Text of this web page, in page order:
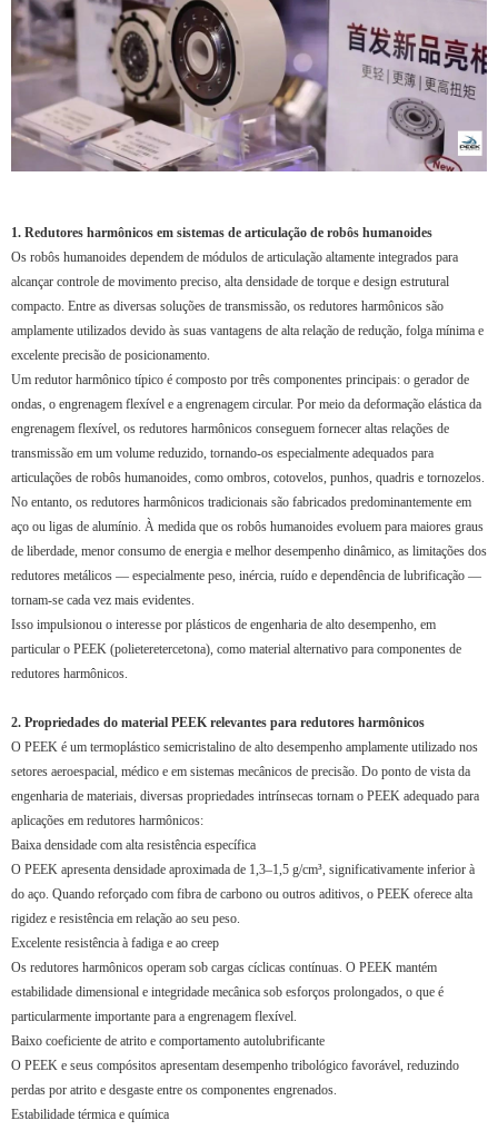
1. Redutores harmônicos em sistemas de articulação de robôs humanoides
Os robôs humanoides dependem de módulos de articulação altamente integrados para
alcançar controle de movimento preciso, alta densidade de torque e design estrutural
compacto. Entre as diversas soluções de transmissão, os redutores harmônicos são
amplamente utilizados devido às suas vantagens de alta relação de redução, folga mínima e
excelente precisão de posicionamento.
Um redutor harmônico típico é composto por três componentes principais: o gerador de
ondas, o engrenagem flexível e a engrenagem circular. Por meio da deformação elástica da
engrenagem flexível, os redutores harmônicos conseguem fornecer altas relações de
transmissão em um volume reduzido, tornando-os especialmente adequados para
articulações de robôs humanoides, como ombros, cotovelos, punhos, quadris e tornozelos.
No entanto, os redutores harmônicos tradicionais são fabricados predominantemente em
aço ou ligas de alumínio. À medida que os robôs humanoides evoluem para maiores graus
de liberdade, menor consumo de energia e melhor desempenho dinâmico, as limitações dos
redutores metálicos — especialmente peso, inércia, ruído e dependência de lubrificação —
tornam-se cada vez mais evidentes.
Isso impulsionou o interesse por plásticos de engenharia de alto desempenho, em
particular o PEEK (polieteretercetona), como material alternativo para componentes de
redutores harmônicos.
2. Propriedades do material PEEK relevantes para redutores harmônicos
O PEEK é um termoplástico semicristalino de alto desempenho amplamente utilizado nos
setores aeroespacial, médico e em sistemas mecânicos de precisão. Do ponto de vista da
engenharia de materiais, diversas propriedades intrínsecas tornam o PEEK adequado para
aplicações em redutores harmônicos:
Baixa densidade com alta resistência específica
O PEEK apresenta densidade aproximada de 1,3–1,5 g/cm³, significativamente inferior à
do aço. Quando reforçado com fibra de carbono ou outros aditivos, o PEEK oferece alta
rigidez e resistência em relação ao seu peso.
Excelente resistência à fadiga e ao creep
Os redutores harmônicos operam sob cargas cíclicas contínuas. O PEEK mantém
estabilidade dimensional e integridade mecânica sob esforços prolongados, o que é
particularmente importante para a engrenagem flexível.
Baixo coeficiente de atrito e comportamento autolubrificante
O PEEK e seus compósitos apresentam desempenho tribológico favorável, reduzindo
perdas por atrito e desgaste entre os componentes engrenados.
Estabilidade térmica e química